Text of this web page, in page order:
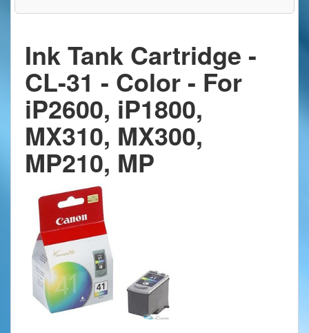
Ink Tank Cartridge -
CL-31 - Color - For
iP2600, iP1800,
MX310, MX300,
MP210, MP